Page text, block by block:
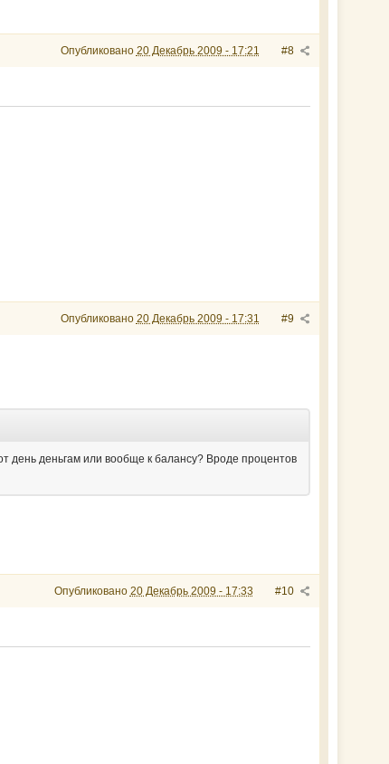
#8
Опубликовано 20 Декабрь 2009 - 17:21
#9
Опубликовано 20 Декабрь 2009 - 17:31
день деньгам или вообще к балансу? Вроде процентов
#10
Опубликовано 20 Декабрь 2009 - 17:33